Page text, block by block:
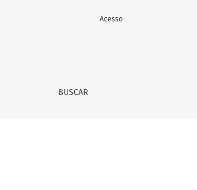
BUSCAR
Acesso